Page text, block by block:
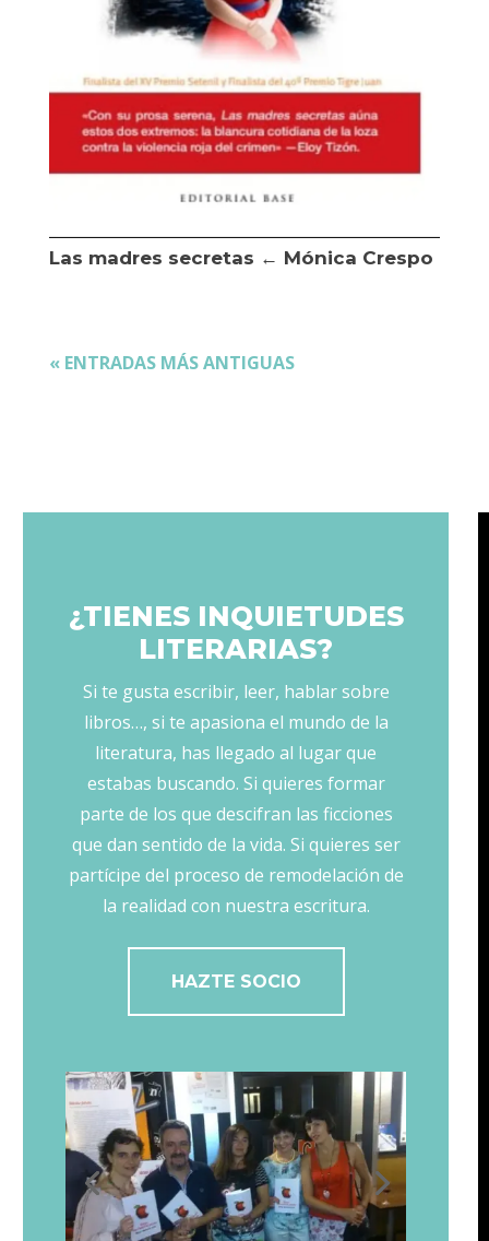
Las madres secretas ← Mónica Crespo
« ENTRADAS MÁS ANTIGUAS
¿TIENES INQUIETUDES
LITERARIAS?
Si te gusta escribir, leer, hablar sobre
libros…, si te apasiona el mundo de la
literatura, has llegado al lugar que
estabas buscando. Si quieres formar
parte de los que descifran las ficciones
que dan sentido de la vida. Si quieres ser
partícipe del proceso de remodelación de
la realidad con nuestra escritura.
HAZTE SOCIO